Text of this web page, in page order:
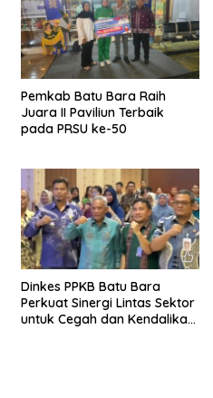
Pemkab Batu Bara Raih
Juara II Paviliun Terbaik
pada PRSU ke-50
Dinkes PPKB Batu Bara
Perkuat Sinergi Lintas Sektor
untuk Cegah dan Kendalikan